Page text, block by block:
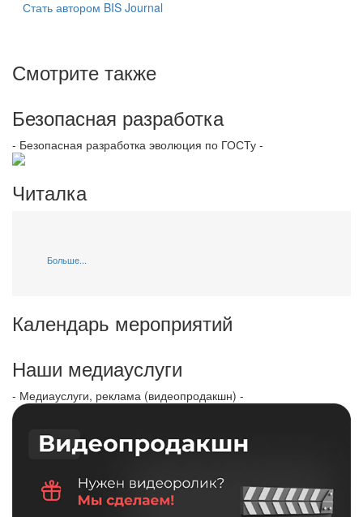
Стать автором BIS Journal
Смотрите также
Безопасная разработка
- Безопасная разработка эволюция по ГОСТу -
Читалка
Больше...
Календарь мероприятий
Наши медиауслуги
- Медиауслуги, реклама (видеопродакшн) -